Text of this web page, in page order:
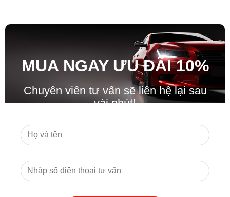
MUA NGAY ƯU ĐÃI10%
Chuyên viên tư vấn sẽ liên hệ lại sau
vài phút!